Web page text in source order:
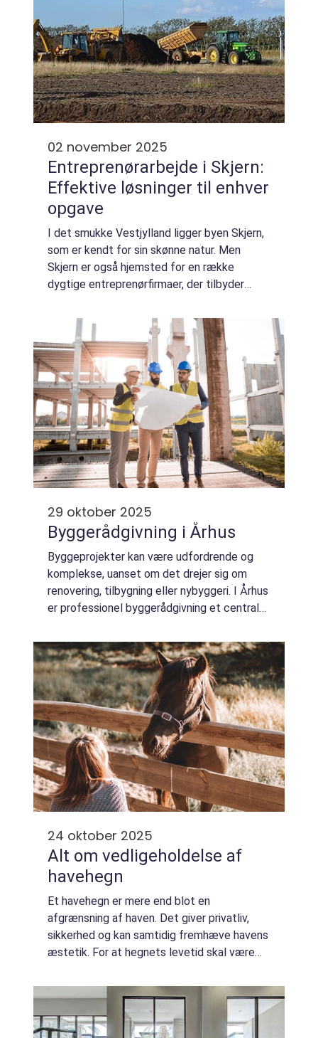
02 november 2025
Entreprenørarbejde i Skjern:
Effektive løsninger til enhver
opgave
I det smukke Vestjylland ligger byen Skjern,
som er kendt for sin skønne natur. Men
Skjern er også hjemsted for en række
dygtige entreprenørfirmaer, der tilbyder
spiller en vig...
29 oktober 2025
Byggerådgivning i Århus
Byggeprojekter kan være udfordrende og
komplekse, uanset om det drejer sig om
renovering, tilbygning eller nybyggeri. I Århus
er professionel byggerådgivning et centralt
trygt og succes...
24 oktober 2025
Alt om vedligeholdelse af
havehegn
Et havehegn er mere end blot en
afgrænsning af haven. Det giver privatliv,
sikkerhed og kan samtidig fremhæve havens
æstetik. For at hegnets levetid skal være
Mange husejere o...